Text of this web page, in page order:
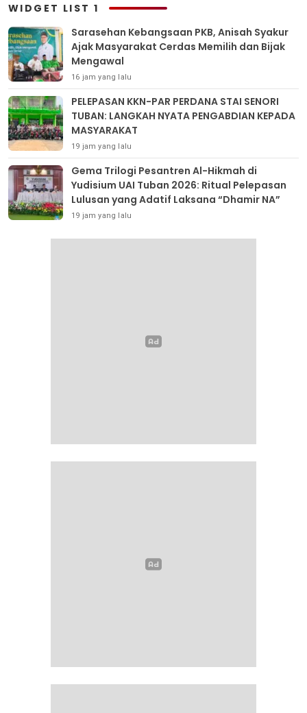
WIDGET LIST 1
Sarasehan Kebangsaan PKB, Anisah Syakur
Ajak Masyarakat Cerdas Memilih dan Bijak
Mengawal
16 jam yang lalu
PELEPASAN KKN-PAR PERDANA STAI SENORI
TUBAN: LANGKAH NYATA PENGABDIAN KEPADA
MASYARAKAT
19 jam yang lalu
Gema Trilogi Pesantren Al-Hikmah di
Yudisium UAI Tuban 2026: Ritual Pelepasan
Lulusan yang Adatif Laksana “Dhamir NA”
19 jam yang lalu